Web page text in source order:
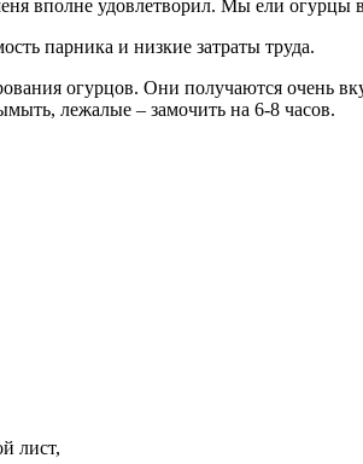
вполне удовлетворил. Мы ели огурцы
парника и низкие затраты труда.
огурцов. Они получаются очень
лежалые – замочить на 6-8 часов.
лист,